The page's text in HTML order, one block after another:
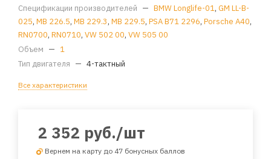
Спецификации производителей — BMW Longlife-01, GM LL-B-
025, MB 226.5, MB 229.3, MB 229.5, PSA B71 2296, Porsche A40,
RN0700, RN0710, VW 502 00, VW 505 00
Объем — 1
Тип двигателя — 4-тактный
Все характеристики
2 352 руб./шт
Вернем на карту до 47 бонусных баллов